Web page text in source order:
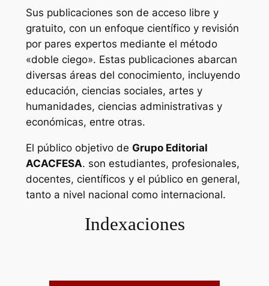
Sus publicaciones son de acceso libre y
gratuito, con un enfoque científico y revisión
por pares expertos mediante el método
«doble ciego». Estas publicaciones abarcan
diversas áreas del conocimiento, incluyendo
educación, ciencias sociales, artes y
humanidades, ciencias administrativas y
económicas, entre otras.
El público objetivo de Grupo Editorial
ACACFESA. son estudiantes, profesionales,
docentes, científicos y el público en general,
tanto a nivel nacional como internacional.
Indexaciones